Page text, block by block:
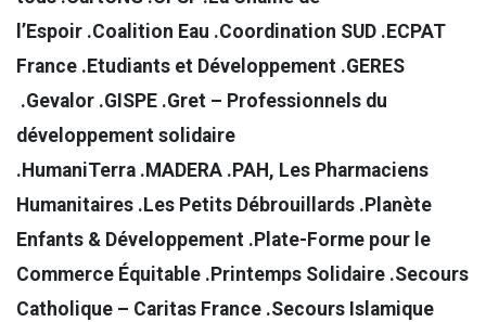
l’Espoir .Coalition Eau .Coordination SUD .ECPAT
France .Etudiants et Développement .GERES
.Gevalor .GISPE .Gret – Professionnels du
développement solidaire
.HumaniTerra .MADERA .PAH, Les Pharmaciens
Humanitaires .Les Petits Débrouillards .Planète
Enfants & Développement .Plate-Forme pour le
Commerce Équitable .Printemps Solidaire .Secours
Catholique – Caritas France .Secours Islamique